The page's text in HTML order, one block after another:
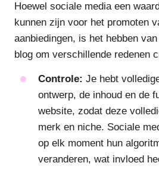
Hoewel sociale media een
kunnen zijn voor het promoten
aanbiedingen, is het hebben
blog om verschillende redenen
Controle: Je hebt
ontwerp, de inhoud en de
website, zodat deze
merk en niche. Sociale
op elk moment hun
veranderen, wat invloed